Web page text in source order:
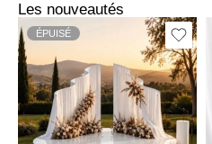
Les nouveautés
ÉPUISÉ